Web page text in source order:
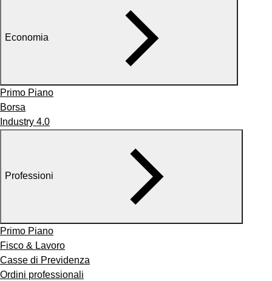
Economia
Primo Piano
Borsa
Industry 4.0
Professioni
Primo Piano
Fisco & Lavoro
Casse di Previdenza
Ordini professionali